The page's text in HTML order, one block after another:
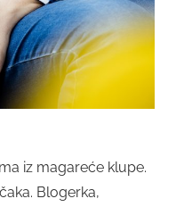
iz magareće klupe.
Blogerka,